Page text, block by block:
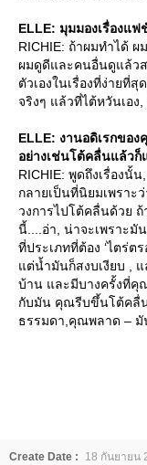
ELLE: มุมมองเรื่องแ
RICHIE: ถ้าผมทำได้ ผ
ผมดูดีและคนอื่นดูแล้ว
ตัวเองในเรื่องที่ง่ายที่
จริงๆ แล้วที่ไต้หวันเอ
ELLE: งานอดิเรกขอ
อย่างเช่นโต้คลื่นแล้วก็
RICHIE: พูดถึงเรื่องนั้
กลายเป็นที่นิยมเพราะ
วงการไปโต้คลื่นด้วย
นี้....อ่า, น่าจะเพราะมั
ที่ประเภทที่ต้อง ‘ไตร่ต
ต่น้ำมันก็สงบเงียบ , แ
บ้าน และมีบางครั้งที่คุ
กับมัน คุณรีบขึ้นโต้คลื่
ธรรมดา,คุณพลาด – มั
Create Date :
18 กันยายน